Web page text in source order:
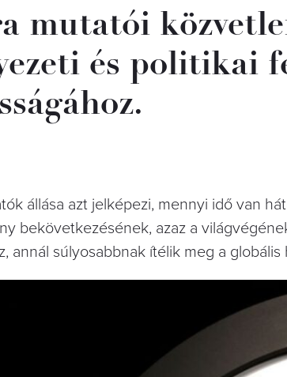
mutatói
és politikai
állása azt jelképezi, mennyi idő van
bekövetkezésének, azaz a
annál súlyosabbnak ítélik meg a